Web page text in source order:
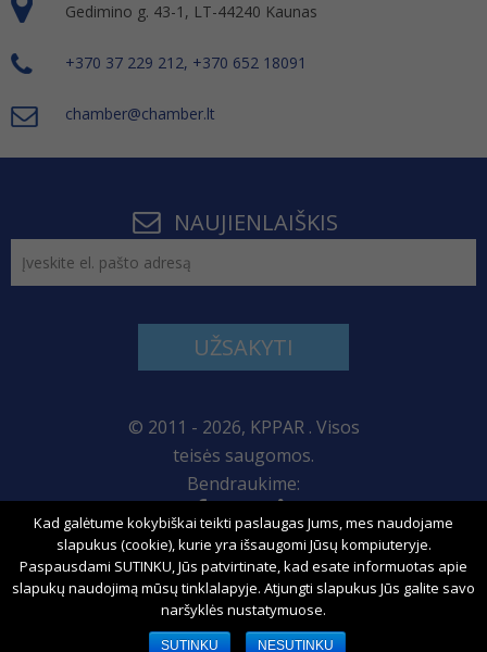
Gedimino g. 43-1, LT-44240 Kaunas
+370 37 229 212, +370 652 18091
chamber@chamber.lt
NAUJIENLAIŠKIS
UŽSAKYTI
© 2011 - 2026, KPPAR . Visos
teisės saugomos.
Bendraukime:
Svetainės žemėlapis
Kad galėtume kokybiškai teikti paslaugas Jums, mes naudojame
slapukus (cookie), kurie yra išsaugomi Jūsų kompiuteryje.
Paspausdami SUTINKU, Jūs patvirtinate, kad esate informuotas apie
slapukų naudojimą mūsų tinklalapyje. Atjungti slapukus Jūs galite savo
naršyklės nustatymuose.
SUTINKU NESUTINKU